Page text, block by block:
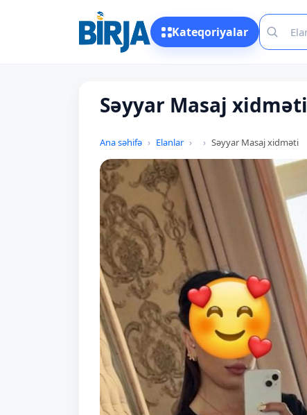
Kateqoriyalar
Səyyar Masaj xidməti
Ana səhifə Elanlar Səyyar Masaj xidməti